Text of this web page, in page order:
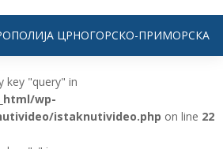
ЦРНОГОРСКО-ПРИМОРСКА
key "query" in
wp-
istaknutivideo.php on line 22